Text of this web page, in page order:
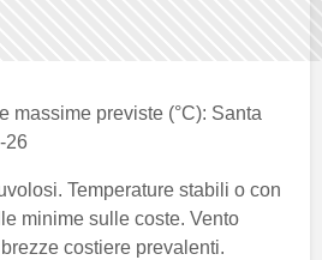
massime previste (°C): Santa
26
Temperature stabili o con
minime sulle coste. Vento
costiere prevalenti.